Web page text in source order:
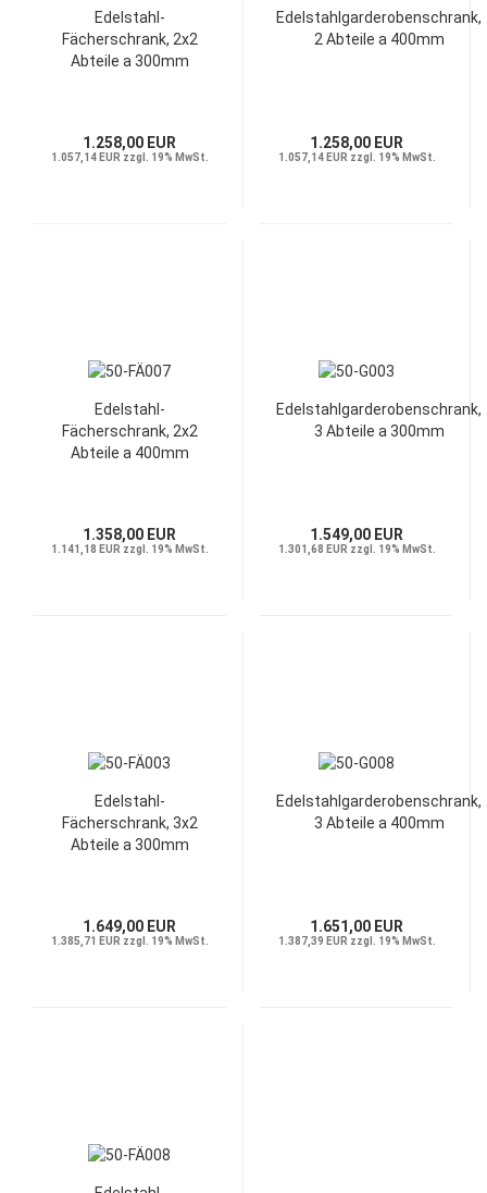
Edelstahl-
Fächerschrank, 2x2
Abteile a 300mm
1.258,00 EUR
1.057,14 EUR zzgl. 19% MwSt.
Edelstahlgarderobenschrank,
2 Abteile a 400mm
1.258,00 EUR
1.057,14 EUR zzgl. 19% MwSt.
Edelstahl-
Fächerschrank, 2x2
Abteile a 400mm
1.358,00 EUR
1.141,18 EUR zzgl. 19% MwSt.
Edelstahlgarderobenschrank,
3 Abteile a 300mm
1.549,00 EUR
1.301,68 EUR zzgl. 19% MwSt.
Edelstahl-
Fächerschrank, 3x2
Abteile a 300mm
1.649,00 EUR
1.385,71 EUR zzgl. 19% MwSt.
Edelstahlgarderobenschrank,
3 Abteile a 400mm
1.651,00 EUR
1.387,39 EUR zzgl. 19% MwSt.